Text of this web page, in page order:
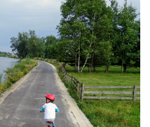
VeloCzorsztyn). Warianty
statkami/gondolkami
Czorsztynie (rekomendowana
września).Rozpocząć można
na brzegi jeziora z wyżej
stworzone drogi dojazdowe).
znajdują się w Dębnie
(stacja narciarska
organach Hasiora).Wszystkim
proponujemy